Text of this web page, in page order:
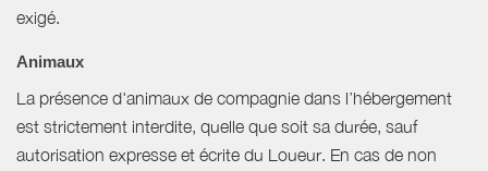
exigé.
Animaux
La présence d'animaux de compagnie dans l’hébergement
est strictement interdite, quelle que soit sa durée, sauf
autorisation expresse et écrite du Loueur. En cas de non